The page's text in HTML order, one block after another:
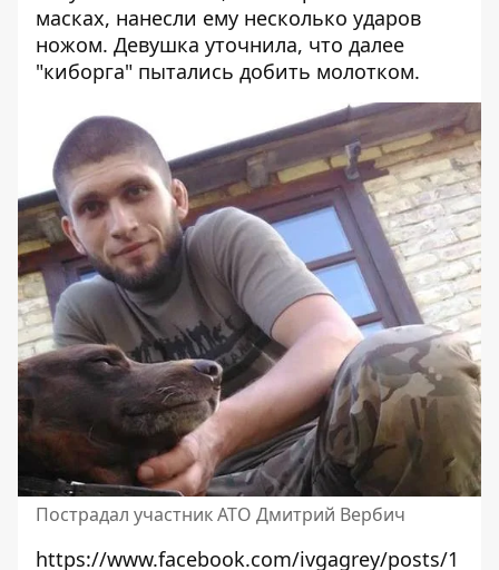
масках, нанесли ему несколько ударов
ножом. Девушка уточнила, что далее
"киборга" пытались добить молотком.
Пострадал участник АТО Дмитрий Вербич
https://www.facebook.com/ivgagrey/posts/1